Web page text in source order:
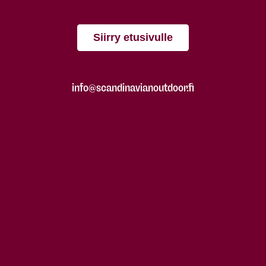
Siirry etusivulle
info@scandinavianoutdoor.fi